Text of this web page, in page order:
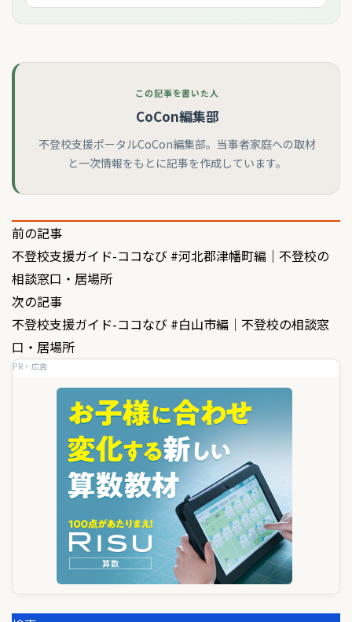
この記事を書いた人
CoCon編集部
不登校支援ポータルCoCon編集部。当事者家庭への取材
と一次情報をもとに記事を作成しています。
投
稿
ナ
ビ
ゲ
前の記事
不登校支援ガイド-ココなび #河北郡津幡町編｜不登校の
相談窓口・居場所
次の記事
不登校支援ガイド-ココなび #白山市編｜不登校の相談窓
口・居場所
PR・広告